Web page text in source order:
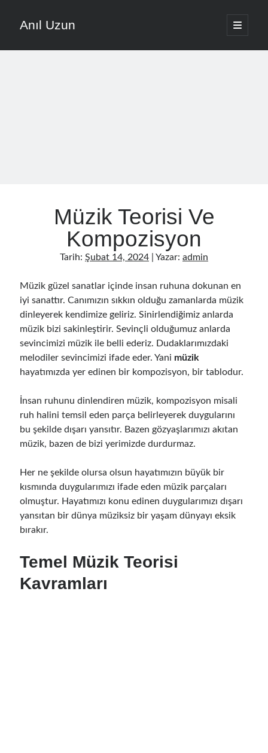
Anıl Uzun
ana
menüyü
Yan
Vokal Ses Kısılması Nasıl Önlenir Etkili Yöntemler
Evde Şarkı Kaydı Kurulumu Düşük Bütçeyle Nasıl Yapılır
Müzikte Motivasyon Kaybını Önleme Yöntemleri
Şarkı Yazma Teknikleri İçin Söz Ve Melodi Sıralaması
Gitar Sol El Gücü İçin Etkili Egzersizler
Müzik Çalışma Saatleri En Verimli Zaman Aralıkları
Mikrofonsuz Demo Kayıt Evde Nasıl Alınır
Sessiz Vokal Çalışması İçin Evde Uygulanacak Teknikler
Müzik Çalışma Sistemi İle Hızlı Öğrenme Teknikleri
Kulaktan Akor Bulma Yeni Başlayanlar İçin Kolay Teknikler
Evde Sessiz Gitar Çalışma Teknikleri Ve İpuçları
Müzik Çalışırken Odaklanma Artırma Teknikleri
Gitar Parmak Hızı Nasıl Artırılır Teknikler Ve İpuçları
Evde Müzik Öğrenmek İçin Günlük Çalışma Planı Nasıl Oluşturulur?
Fan Kitlesi Oluşturma: Yeni Sanatçılar İçin Stratejiler
Mixing Ve Mastering Farkı: Ses Prodüksiyon Rehberi
Müzik Teorisi Ve
Kompozisyon
Tarih: Şubat 14, 2024 | Yazar: admin
Müzik güzel sanatlar içinde insan ruhuna dokunan en
iyi sanattır. Canımızın sıkkın olduğu zamanlarda müzik
dinleyerek kendimize geliriz. Sinirlendiğimiz anlarda
müzik bizi sakinleştirir. Sevinçli olduğumuz anlarda
sevincimizi müzik ile belli ederiz. Dudaklarımızdaki
melodiler sevincimizi ifade eder. Yani müzik
hayatımızda yer edinen bir kompozisyon, bir tablodur.
İnsan ruhunu dinlendiren müzik, kompozisyon misali
ruh halini temsil eden parça belirleyerek duygularını
bu şekilde dışarı yansıtır. Bazen gözyaşlarımızı akıtan
müzik, bazen de bizi yerimizde durdurmaz.
Her ne şekilde olursa olsun hayatımızın büyük bir
kısmında duygularımızı ifade eden müzik parçaları
olmuştur. Hayatımızı konu edinen duygularımızı dışarı
yansıtan bir dünya müziksiz bir yaşam dünyayı eksik
bırakır.
Temel Müzik Teorisi
Kavramları